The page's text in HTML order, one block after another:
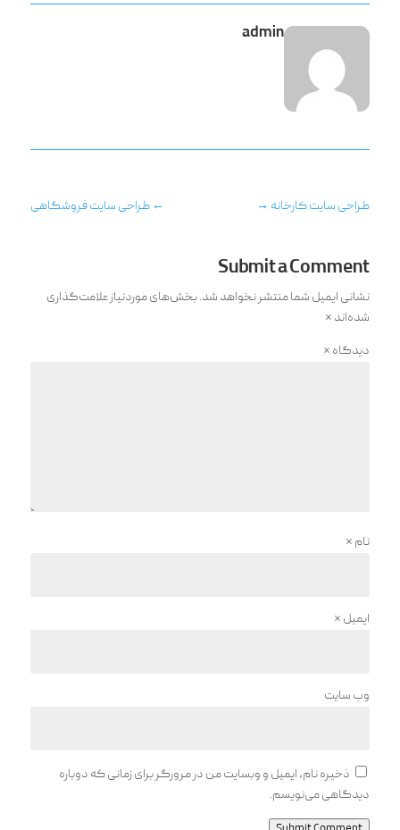
admin
←طراحی سایت فروشگاهی طراحی سایت کارخانه →
Submit a Comment
نشانی ایمیل شما منتشر نخواهد شد.بخش‌های موردنیاز علامت‌گذاری
شده‌اند *
دیدگاه *
نام *
ایمیل *
وب‌ سایت
ذخیره نام، ایمیل و وبسایت من در مرورگر برای زمانی که دوباره
دیدگاهی می‌نویسم.